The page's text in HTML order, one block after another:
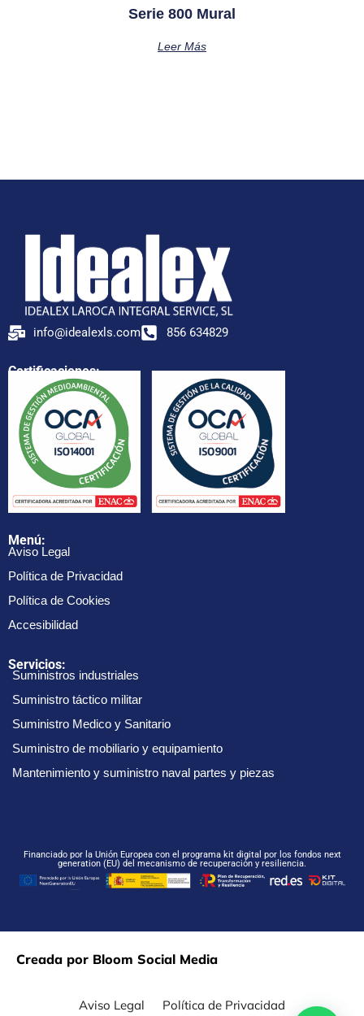
Serie 800 Mural
Leer Más
info@idealexls.com 856 634829
Certificaciones:
Menú:
Aviso Legal
Política de Privacidad
Política de Cookies
Accesibilidad
Servicios:
Suministros industriales
Suministro táctico militar
Suministro Medico y Sanitario
Suministro de mobiliario y equipamiento
Mantenimiento y suministro naval partes y piezas
Financiado por la Unión Europea con el programa kit digital por los fondos next
generation (EU) del mecanismo de recuperación y resiliencia.
Creada por Bloom Social Media
Aviso Legal Política de Privacidad